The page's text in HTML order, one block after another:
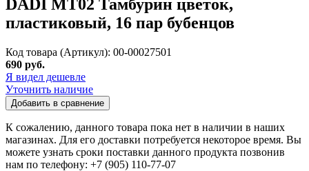
DADI MT02 Тамбурин цветок,
пластиковый, 16 пар бубенцов
Код товара (Артикул): 00-00027501
690 руб.
Я видел дешевле
Уточнить наличие
Добавить в сравнение
К сожалению, данного товара пока нет в наличии в наших
магазинах. Для его доставки потребуется некоторое время. Вы
можете узнать сроки поставки данного продукта позвонив
нам по телефону: +7 (905) 110-77-07